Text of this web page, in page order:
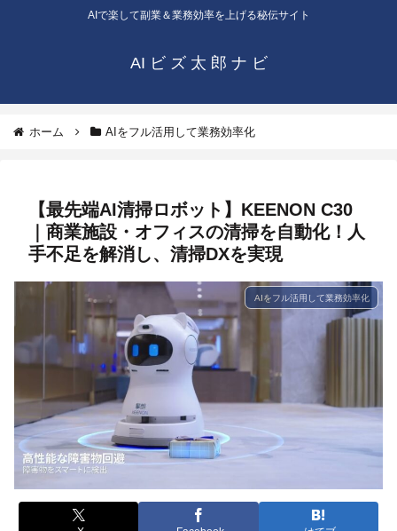
AIで楽して副業＆業務効率を上げる秘伝サイト
AI ビ ズ 太 郎 ナ ビ
ホーム AIをフル活用して業務効率化
【最先端AI清掃ロボット】KEENON C30
｜商業施設・オフィスの清掃を自動化！人
手不足を解消し、清掃DXを実現
AIをフル活用して業務効率化